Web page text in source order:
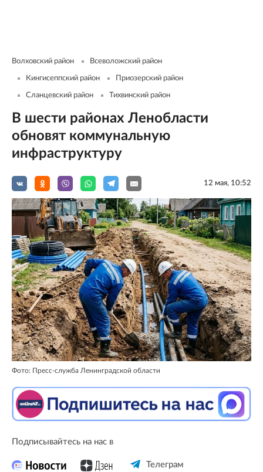
Волховский район Всеволожский район
Кингисеппский район Приозерский район
Сланцевский район Тихвинский район
В шести районах Ленобласти
обновят коммунальную
инфраструктуру
12 мая, 10:52
Фото: Пресс-служба Ленинградской области
Подписывайтесь на нас в
Телеграм